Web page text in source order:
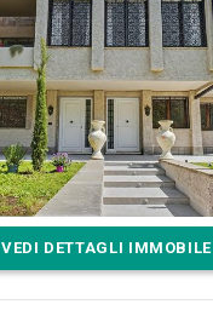
VEDI DETTAGLI IMMOBILE